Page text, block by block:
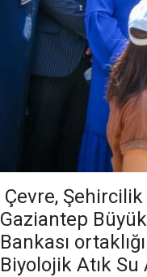
Çevre,
Gaziantep
Bankası
Biyolojik Atık Su